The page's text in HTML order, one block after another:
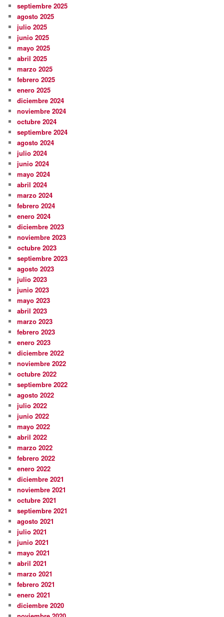
septiembre 2025
agosto 2025
julio 2025
junio 2025
mayo 2025
abril 2025
marzo 2025
febrero 2025
enero 2025
diciembre 2024
noviembre 2024
octubre 2024
septiembre 2024
agosto 2024
julio 2024
junio 2024
mayo 2024
abril 2024
marzo 2024
febrero 2024
enero 2024
diciembre 2023
noviembre 2023
octubre 2023
septiembre 2023
agosto 2023
julio 2023
junio 2023
mayo 2023
abril 2023
marzo 2023
febrero 2023
enero 2023
diciembre 2022
noviembre 2022
octubre 2022
septiembre 2022
agosto 2022
julio 2022
junio 2022
mayo 2022
abril 2022
marzo 2022
febrero 2022
enero 2022
diciembre 2021
noviembre 2021
octubre 2021
septiembre 2021
agosto 2021
julio 2021
junio 2021
mayo 2021
abril 2021
marzo 2021
febrero 2021
enero 2021
diciembre 2020